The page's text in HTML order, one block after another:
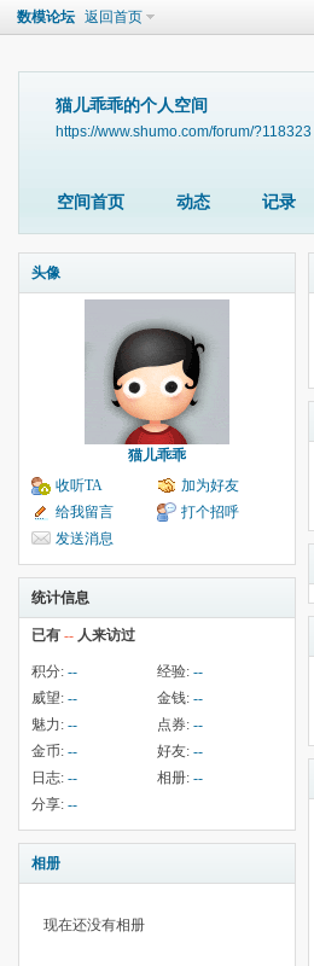
数模论坛 返回首页
猫儿乖乖的个人空间
https://www.shumo.com/forum/?118323
空间首页 动态 记录
头像
猫儿乖乖
收听TA
加为好友
给我留言
打个招呼
发送消息
统计信息
已有 -- 人来访过
积分: -- 经验: --
威望: -- 金钱: --
魅力: -- 点券: --
金币: -- 好友: --
日志: -- 相册: --
分享: --
相册
现在还没有相册